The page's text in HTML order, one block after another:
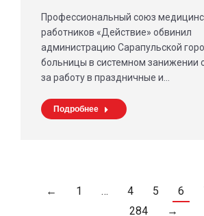
Профессиональный союз
работников «Действие» обвинил
администрацию Сарапульской
больницы в системном занижении
за работу в праздничные и…
Подробнее
← 1 … 4 5 6
284
→